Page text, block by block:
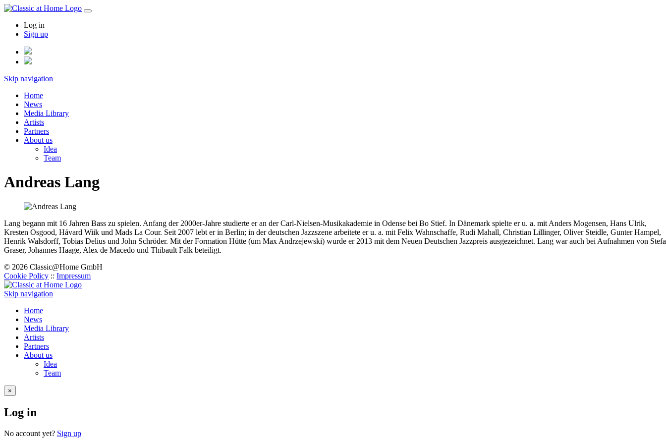
Log in
Sign up
Skip navigation
Home
News
Media Library
Artists
Partners
About us
Idea
Team
Andreas Lang
Lang begann mit 16 Jahren Bass zu spielen. Anfang der 2000er-Jahre studierte er an der Carl-Nielsen-Musikakademie in Odense bei Bo Stief. In Dänemark spielte er u. a. mit Anders Mogensen, Hans Ulrik,
Kresten Osgood, Håvard Wiik und Mads La Cour. Seit 2007 lebt er in Berlin; in der deutschen Jazzszene arbeitete er u. a. mit Felix Wahnschaffe, Rudi Mahall, Christian Lillinger, Oliver Steidle, Gunter Hampel,
Henrik Walsdorff, Tobias Delius und John Schröder. Mit der Formation Hütte (um Max Andrzejewski) wurde er 2013 mit dem Neuen Deutschen Jazzpreis ausgezeichnet. Lang war auch bei Aufnahmen von
Graser, Johannes Haage, Alex de Macedo und Thibault Falk beteiligt.
© 2026 Classic@Home GmbH
Cookie Policy :: Impressum
Skip navigation
Home
News
Media Library
Artists
Partners
About us
Idea
Team
×
Log in
No account yet? Sign up